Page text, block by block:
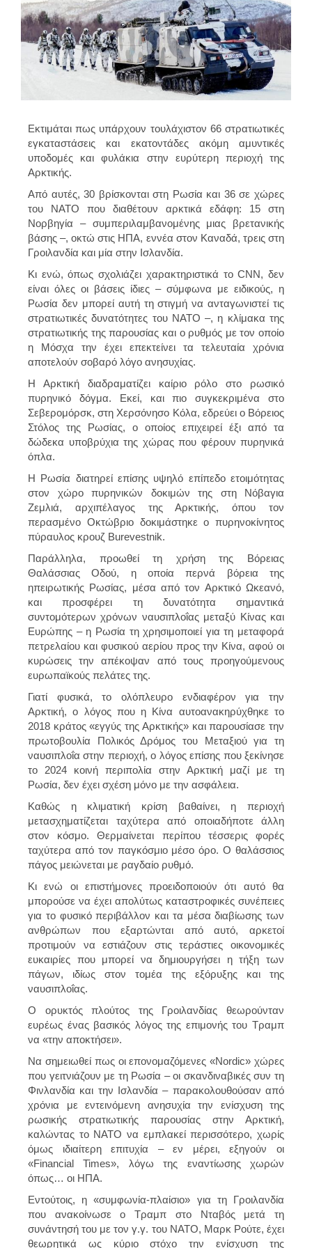
Εκτιμάται πως υπάρχουν τουλάχιστον 66 στρατιωτικές
εγκαταστάσεις και εκατοντάδες ακόμη αμυντικές
υποδομές και φυλάκια στην ευρύτερη περιοχή της
Αρκτικής.
Από αυτές, 30 βρίσκονται στη Ρωσία και 36 σε χώρες
του ΝΑΤΟ που διαθέτουν αρκτικά εδάφη: 15 στη
Νορβηγία – συμπεριλαμβανομένης μιας βρετανικής
βάσης –, οκτώ στις ΗΠΑ, εννέα στον Καναδά, τρεις στη
Γροιλανδία και μία στην Ισλανδία.
Κι ενώ, όπως σχολιάζει χαρακτηριστικά το CNN, δεν
είναι όλες οι βάσεις ίδιες – σύμφωνα με ειδικούς, η
Ρωσία δεν μπορεί αυτή τη στιγμή να ανταγωνιστεί τις
στρατιωτικές δυνατότητες του ΝΑΤΟ –, η κλίμακα της
στρατιωτικής της παρουσίας και ο ρυθμός με τον οποίο
η Μόσχα την έχει επεκτείνει τα τελευταία χρόνια
αποτελούν σοβαρό λόγο ανησυχίας.
Η Αρκτική διαδραματίζει καίριο ρόλο στο ρωσικό
πυρηνικό δόγμα. Εκεί, και πιο συγκεκριμένα στο
Σεβερομόρσκ, στη Χερσόνησο Κόλα, εδρεύει ο Βόρειος
Στόλος της Ρωσίας, ο οποίος επιχειρεί έξι από τα
δώδεκα υποβρύχια της χώρας που φέρουν πυρηνικά
όπλα.
Η Ρωσία διατηρεί επίσης υψηλό επίπεδο ετοιμότητας
στον χώρο πυρηνικών δοκιμών της στη Νόβαγια
Ζεμλιά, αρχιπέλαγος της Αρκτικής, όπου τον
περασμένο Οκτώβριο δοκιμάστηκε ο πυρηνοκίνητος
πύραυλος κρουζ Burevestnik.
Παράλληλα, προωθεί τη χρήση της Βόρειας
Θαλάσσιας Οδού, η οποία περνά βόρεια της
ηπειρωτικής Ρωσίας, μέσα από τον Αρκτικό Ωκεανό,
και προσφέρει τη δυνατότητα σημαντικά
συντομότερων χρόνων ναυσιπλοΐας μεταξύ Κίνας και
Ευρώπης – η Ρωσία τη χρησιμοποιεί για τη μεταφορά
πετρελαίου και φυσικού αερίου προς την Κίνα, αφού οι
κυρώσεις την απέκοψαν από τους προηγούμενους
ευρωπαϊκούς πελάτες της.
Γιατί φυσικά, το ολόπλευρο ενδιαφέρον για την
Αρκτική, ο λόγος που η Κίνα αυτοανακηρύχθηκε το
2018 κράτος «εγγύς της Αρκτικής» και παρουσίασε την
πρωτοβουλία Πολικός Δρόμος του Μεταξιού για τη
ναυσιπλοΐα στην περιοχή, ο λόγος επίσης που ξεκίνησε
το 2024 κοινή περιπολία στην Αρκτική μαζί με τη
Ρωσία, δεν έχει σχέση μόνο με την ασφάλεια.
Καθώς η κλιματική κρίση βαθαίνει, η περιοχή
μετασχηματίζεται ταχύτερα από οποιαδήποτε άλλη
στον κόσμο. Θερμαίνεται περίπου τέσσερις φορές
ταχύτερα από τον παγκόσμιο μέσο όρο. Ο θαλάσσιος
πάγος μειώνεται με ραγδαίο ρυθμό.
Κι ενώ οι επιστήμονες προειδοποιούν ότι αυτό θα
μπορούσε να έχει απολύτως καταστροφικές συνέπειες
για το φυσικό περιβάλλον και τα μέσα διαβίωσης των
ανθρώπων που εξαρτώνται από αυτό, αρκετοί
προτιμούν να εστιάζουν στις τεράστιες οικονομικές
ευκαιρίες που μπορεί να δημιουργήσει η τήξη των
πάγων, ιδίως στον τομέα της εξόρυξης και της
ναυσιπλοΐας.
Ο ορυκτός πλούτος της Γροιλανδίας θεωρούνταν
ευρέως ένας βασικός λόγος της επιμονής του Τραμπ
να «την αποκτήσει».
Να σημειωθεί πως οι επονομαζόμενες «Nordic» χώρες
που γειτνιάζουν με τη Ρωσία – οι σκανδιναβικές συν τη
Φινλανδία και την Ισλανδία – παρακολουθούσαν από
χρόνια με εντεινόμενη ανησυχία την ενίσχυση της
ρωσικής στρατιωτικής παρουσίας στην Αρκτική,
καλώντας το ΝΑΤΟ να εμπλακεί περισσότερο, χωρίς
όμως ιδιαίτερη επιτυχία – εν μέρει, εξηγούν οι
«Financial Times», λόγω της εναντίωσης χωρών
όπως… οι ΗΠΑ.
Εντούτοις, η «συμφωνία-πλαίσιο» για τη Γροιλανδία
που ανακοίνωσε ο Τραμπ στο Νταβός μετά τη
συνάντησή του με τον γ.γ. του ΝΑΤΟ, Μαρκ Ρούτε, έχει
θεωρητικά ως κύριο στόχο την ενίσχυση της